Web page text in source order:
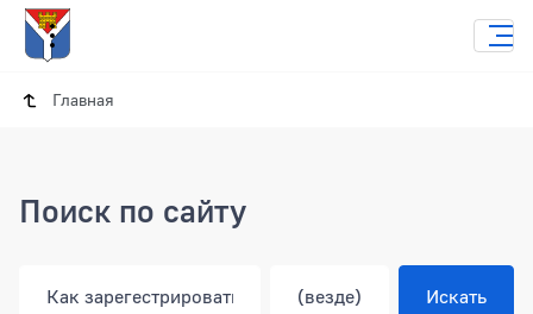
Главная
Поиск по сайту